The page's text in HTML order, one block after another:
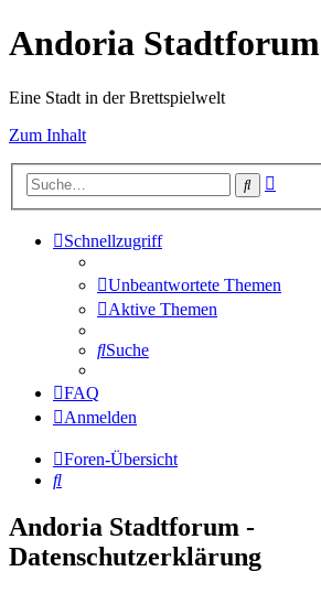
Andoria Stadtforum
Eine Stadt in der Brettspielwelt
Zum Inhalt
Suche
Schnellzugriff
Unbeantwortete Themen
Aktive Themen
Suche
FAQ
Anmelden
Foren-Übersicht
Suche
Andoria Stadtforum -
Datenschutzerklärung